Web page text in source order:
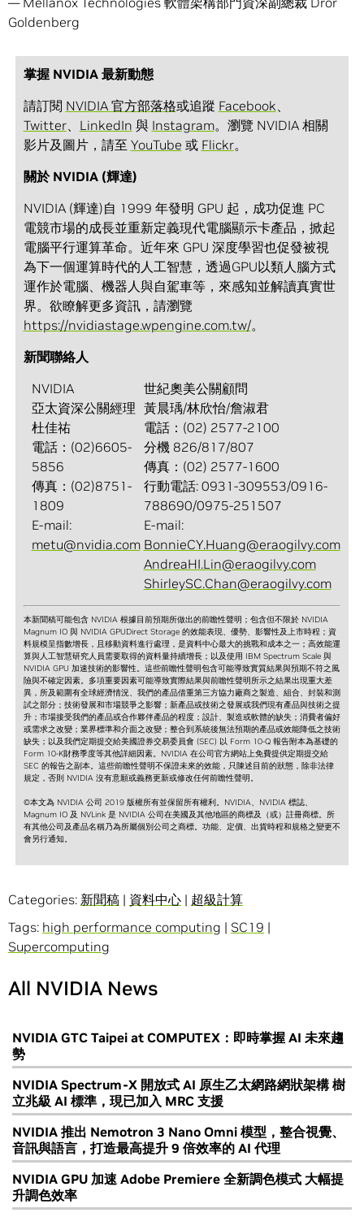
Goldenberg
掌握 NVIDIA 最新動態
請訂閱 NVIDIA 官方部落格或追蹤 Facebook、
Twitter、 LinkedIn 與 Instagram。瀏覽 NVIDIA 相關
影片及圖片，請至 YouTube 或 Flickr。
關於 NVIDIA (輝達)
NVIDIA (輝達)自 1999 年發明 GPU 起，成功促進 PC
電競市場的成長並重新定義現代電腦顯示卡產品，掀起
電腦平行運算革命。近年來 GPU 深度學習也促發被視
為下一個運算時代的人工智慧，透過GPU以類人腦方式
運作於電腦、機器人與自駕車等，來感知並解讀真實世
界。欲瞭解更多資訊，請瀏覽
https://nvidiastage.wpengine.com.tw/。
新聞聯絡人
NVIDIA
亞太資深公關經理
杜佳祐
電話：(02)6605-
5856
傳真：(02)8751-
1809
E-mail:
metu@nvidia.com
世紀奧美公關顧問
黃晨瑀/林欣怡/詹淑君
電話：(02) 2577-2100
分機 826/817/807
傳真：(02) 2577-1600
行動電話: 0931-309553/0916-
788690/0975-251507
E-mail:
BonnieCY.Huang@eraogilvy.com
AndreaHI.Lin@eraogilvy.com
ShirleySC.Chan@eraogilvy.com
本新聞稿可能包含 NVIDIA 根據目前預期所做出的前瞻性聲明；包含但不限於 NVIDIA
Magnum IO 與 NVIDIA GPUDirect Storage 的效能表現、優勢、影響性及上市時程；資
料規模呈指數增長，且移動資料進行處理，是資料中心最大的挑戰和成本之一；高效能運
算與人工智慧研究人員需要取得的資料量持續增長；以及使用 IBM Spectrum Scale 與
NVIDIA GPU 加速技術的影響性。這些前瞻性聲明包含可能導致實質結果與預期不符之風
險與不確定因素。多項重要因素可能導致實際結果與前瞻性聲明所示之結果出現重大差
異，所及範圍有全球經濟情況、我們的產品借重第三方協力廠商之製造、組合、封裝和測
試之部分；技術發展和市場競爭之影響；新產品或技術之發展或我們現有產品與技術之提
升；市場接受我們的產品或合作夥伴產品的程度；設計、製造或軟體的缺失；消費者偏好
或需求之改變；業界標準和介面之改變；整合到系統後無法預期的產品或效能降低之技術
缺失；以及我們定期提交給美國證券交易委員會 (SEC) 以 Form 10-Q 報告附本為基礎的
Form 10-K財務季度等其他詳細因素。NVIDIA 在公司官方網站上免費提供定期提交給
SEC 的報告之副本。這些前瞻性聲明不保證未來的效能，只陳述目前的狀態，除非法律
規定，否則 NVIDIA 沒有意願或義務更新或修改任何前瞻性聲明。
©本文為 NVIDIA 公司 2019 版權所有並保留所有權利。NVIDIA、NVIDIA 標誌、
Magnum IO 及 NVLink 是 NVIDIA 公司在美國及其他地區的商標及（或）註冊商標。所
有其他公司及產品名稱乃為所屬個別公司之商標。功能、定價、出貨時程和規格之變更不
會另行通知。
Categories: 新聞稿 | 資料中心 | 超級計算
Tags: high performance computing | SC19 |
Supercomputing
All NVIDIA News
NVIDIA GTC Taipei at COMPUTEX：即時掌握 AI 未來趨
勢
NVIDIA Spectrum-X 開放式 AI 原生乙太網路網狀架構 樹
立兆級 AI 標準，現已加入 MRC 支援
NVIDIA 推出 Nemotron 3 Nano Omni 模型，整合視覺、
音訊與語言，打造最高提升 9 倍效率的 AI 代理
NVIDIA GPU 加速 Adobe Premiere 全新調色模式 大幅提
升調色效率